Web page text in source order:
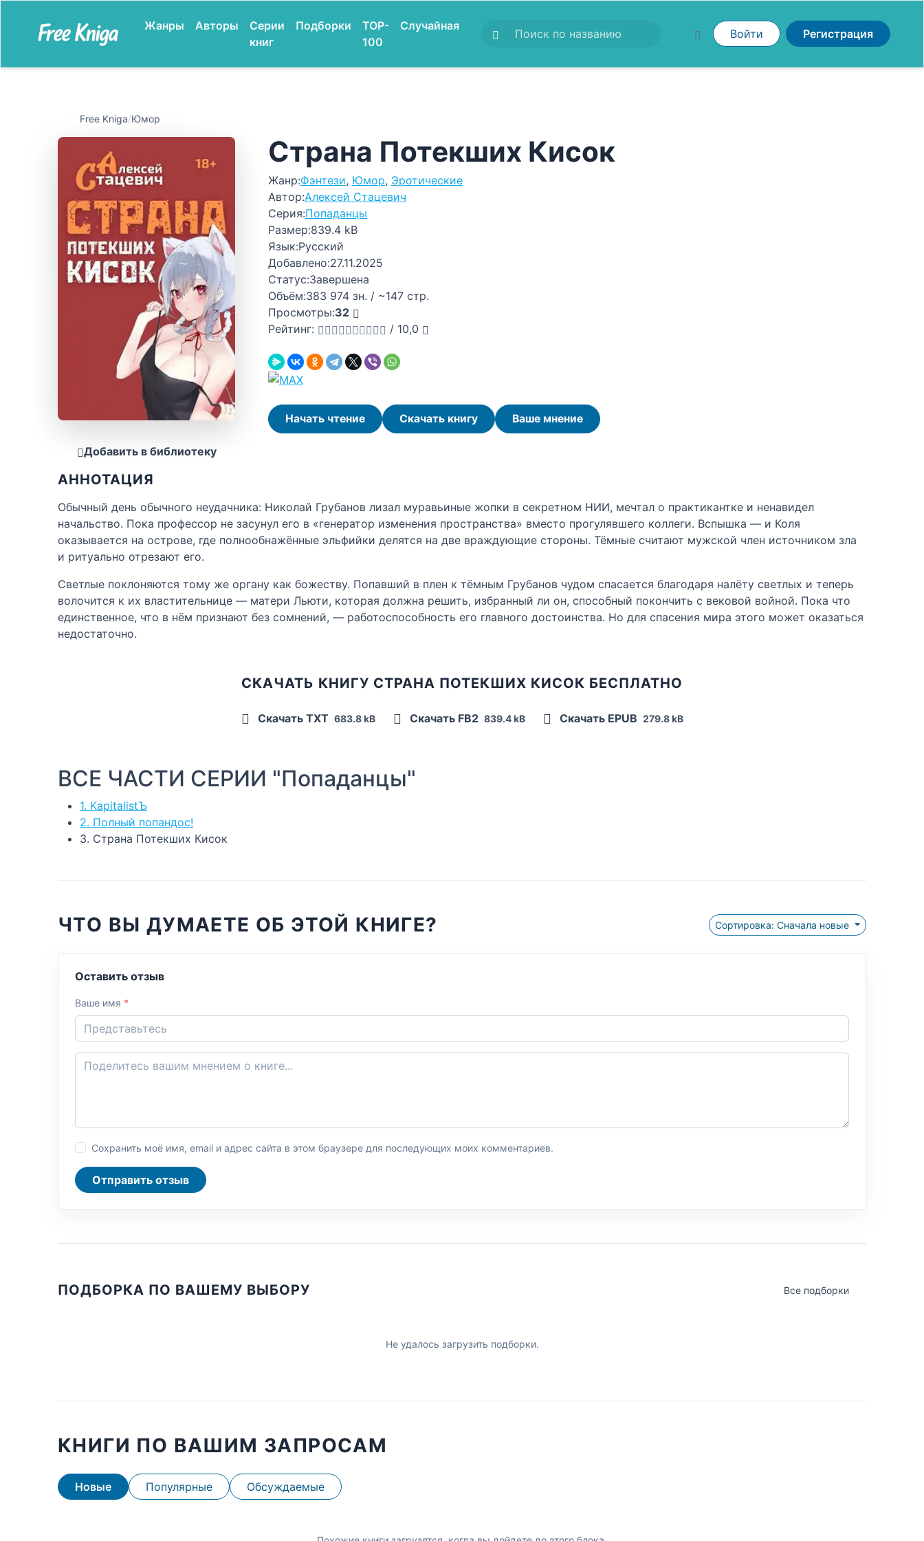
Жанры Авторы
Серии
книг
Подборки
TOP-
100
Случайная
Войти Регистрация
Free Kniga/Юмор
Добавить в библиотеку
Страна Потекших Кисок
Жанр:Фэнтези, Юмор, Эротические
Автор:Алексей Стацевич
Серия:Попаданцы
Размер:839.4 kB
Язык:Русский
Добавлено:27.11.2025
Статус:Завершена
Объём:383 974 зн. / ~147 стр.
Просмотры:32
Рейтинг:
/ 10,0
Начать чтение Скачать книгу Ваше мнение
АННОТАЦИЯ
Обычный день обычного неудачника: Николай Грубанов лизал муравьиные жопки в секретном НИИ, мечтал о практикантке и ненавидел
начальство. Пока профессор не засунул его в «генератор изменения пространства» вместо прогулявшего коллеги. Вспышка — и Коля
оказывается на острове, где полнообнажённые эльфийки делятся на две враждующие стороны. Тёмные считают мужской член источником зла
и ритуально отрезают его.
Светлые поклоняются тому же органу как божеству. Попавший в плен к тёмным Грубанов чудом спасается благодаря налёту светлых и теперь
волочится к их властительнице — матери Льюти, которая должна решить, избранный ли он, способный покончить с вековой войной. Пока что
единственное, что в нём признают без сомнений, — работоспособность его главного достоинства. Но для спасения мира этого может оказаться
недостаточно.
СКАЧАТЬ КНИГУ СТРАНА ПОТЕКШИХ КИСОК БЕСПЛАТНО
Скачать TXT 683.8 kB Скачать FB2 839.4 kB Скачать EPUB 279.8 kB
ВСЕ ЧАСТИ СЕРИИ "Попаданцы"
1. KapitalistЪ
2. Полный попандос!
3. Страна Потекших Кисок
ЧТО ВЫ ДУМАЕТЕ ОБ ЭТОЙ КНИГЕ? Сортировка: Сначала новые
Оставить отзыв
Ваше имя *
Сохранить моё имя, email и адрес сайта в этом браузере для последующих моих комментариев.
Отправить отзыв
ПОДБОРКА ПО ВАШЕМУ ВЫБОРУ Все подборки
Не удалось загрузить подборки.
КНИГИ ПО ВАШИМ ЗАПРОСАМ
Новые Популярные Обсуждаемые